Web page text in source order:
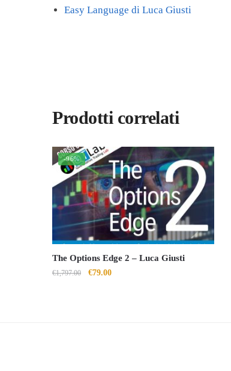
Easy Language di Luca Giusti
Prodotti correlati
-96%
The Options Edge 2 – Luca Giusti
€1,797.00
Il
€79.00Il